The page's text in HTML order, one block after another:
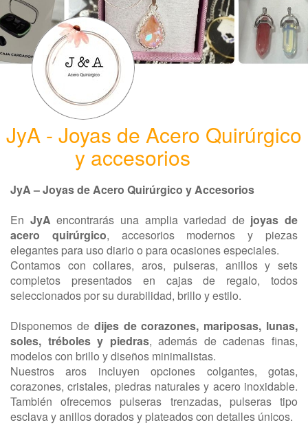
JyA - Joyas de Acero Quirúrgico
y accesorios
JyA – Joyas de Acero Quirúrgico y Accesorios
En JyA encontrarás una amplia variedad de joyas de
acero quirúrgico, accesorios modernos y piezas
elegantes para uso diario o para ocasiones especiales.
Contamos con collares, aros, pulseras, anillos y sets
completos presentados en cajas de regalo, todos
seleccionados por su durabilidad, brillo y estilo.
Disponemos de dijes de corazones, mariposas, lunas,
soles, tréboles y piedras, además de cadenas finas,
modelos con brillo y diseños minimalistas.
Nuestros aros incluyen opciones colgantes, gotas,
corazones, cristales, piedras naturales y acero inoxidable.
También ofrecemos pulseras trenzadas, pulseras tipo
esclava y anillos dorados y plateados con detalles únicos.